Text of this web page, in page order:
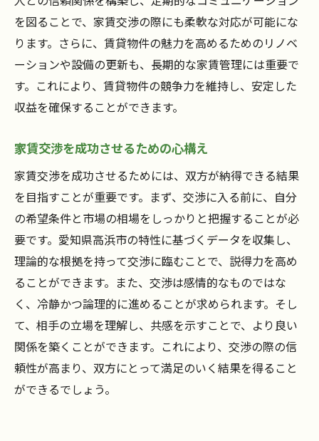
を図ることで、家賃交渉の際にも柔軟な対応が可能にな
ります。さらに、賃貸物件の魅力を高めるためのリノベ
ーションや設備の更新も、長期的な家賃管理には重要で
す。これにより、賃貸物件の競争力を維持し、安定した
収益を確保することができます。
家賃交渉を成功させるための心構え
家賃交渉を成功させるためには、双方が納得できる結果
を目指すことが重要です。まず、交渉に入る前に、自分
の希望条件と市場の相場をしっかりと把握することが必
要です。愛知県高浜市の特性に基づくデータを収集し、
理論的な根拠を持って交渉に臨むことで、説得力を高め
ることができます。また、交渉は感情的なものではな
く、冷静かつ論理的に進めることが求められます。そし
て、相手の立場を理解し、共感を示すことで、より良い
関係を築くことができます。これにより、交渉の際の信
頼性が高まり、双方にとって満足のいく結果を得ること
ができるでしょう。